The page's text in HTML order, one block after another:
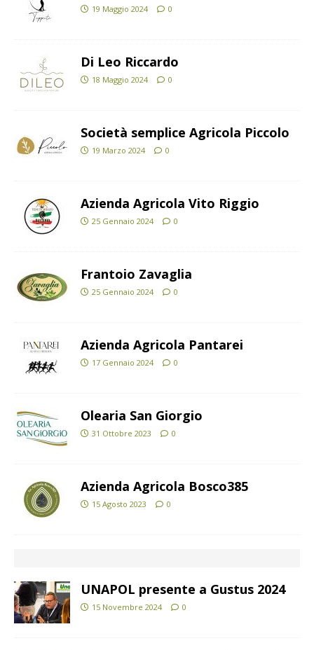
19 Maggio 2024 0
Di Leo Riccardo
18 Maggio 2024 0
Società semplice Agricola Piccolo
19 Marzo 2024 0
Azienda Agricola Vito Riggio
25 Gennaio 2024 0
Frantoio Zavaglia
25 Gennaio 2024 0
Azienda Agricola Pantarei
17 Gennaio 2024 0
Olearia San Giorgio
31 Ottobre 2023 0
Azienda Agricola Bosco385
15 Agosto 2023 0
UNAPOL presente a Gustus 2024
15 Novembre 2024 0